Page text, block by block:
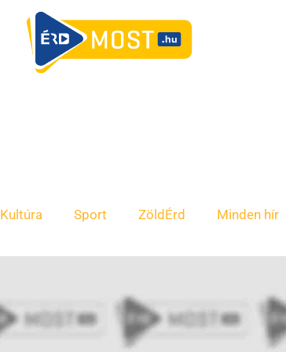
Kultúra Sport ZöldÉrd Minden hír